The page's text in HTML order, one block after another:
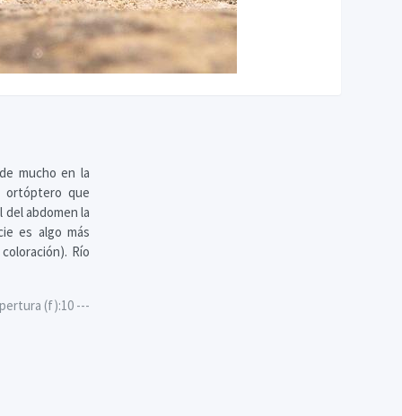
mucho en la
ortóptero que
abdomen la
es algo más
Río
(f):10 ---